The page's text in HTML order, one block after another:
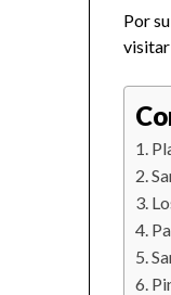
Por
visitar